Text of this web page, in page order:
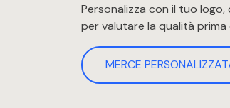
Personalizza con il tuo
per valutare la qualità prima
MERCE